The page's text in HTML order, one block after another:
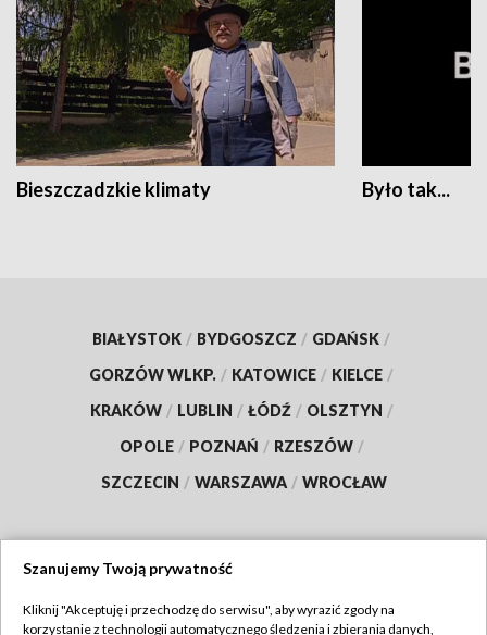
Bieszczadzkie klimaty Było tak...
BIAŁYSTOK / BYDGOSZCZ / GDAŃSK /
GORZÓW WLKP. / KATOWICE / KIELCE /
KRAKÓW / LUBLIN / ŁÓDŹ / OLSZTYN /
OPOLE / POZNAŃ / RZESZÓW /
SZCZECIN / WARSZAWA / WROCŁAW
Szanujemy Twoją prywatność
Kliknij "Akceptuję i przechodzę do serwisu", aby wyrazić zgody na
korzystanie z technologii automatycznego śledzenia i zbierania danych,